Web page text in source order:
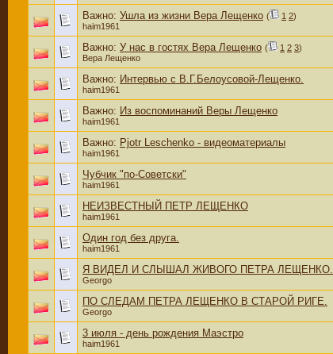
Важно: Ушла из жизни Вера Лещенко ( 1 2)
haim1961
Важно: У нас в гостях Вера Лещенко ( 1 2 3)
Вера Лещенко
Важно: Интервью с В.Г.Белоусовой-Лещенко.
haim1961
Важно: Из воспоминаний Веры Лещенко
haim1961
Важно: Pjotr Leschenko - видеоматериалы
haim1961
Чубчик "по-Советски"
haim1961
НЕИЗВЕСТНЫЙ ПЕТР ЛЕЩЕНКО
haim1961
Один год без друга.
haim1961
Я ВИДЕЛ И СЛЫШАЛ ЖИВОГО ПЕТРА ЛЕЩЕНКО.
Georgo
ПО СЛЕДАМ ПЕТРА ЛЕЩЕНКО В СТАРОЙ РИГЕ.
Georgo
3 июля - день рождения Маэстро
haim1961